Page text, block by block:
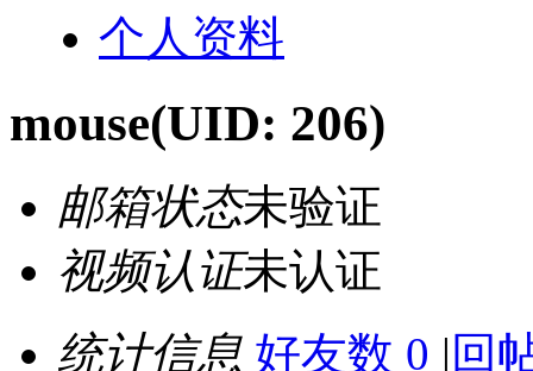
个人资料
mouse(UID: 206)
邮箱状态未验证
视频认证未认证
统计信息 好友数 0 | 回